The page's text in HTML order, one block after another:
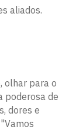
aliados.
olhar para o
poderosa de
dores e